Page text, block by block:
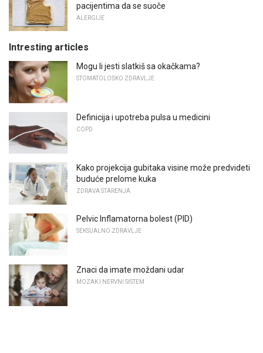
pacijentima da se suoče
ALERGIJE
Intresting articles
Mogu li jesti slatkiš sa okačkama?
STOMATOLOŠKO ZDRAVLJE
Definicija i upotreba pulsa u medicini
COPD
Kako projekcija gubitaka visine može predvideti
buduće prelome kuka
ZDRAVA STARENJA
Pelvic Inflamatorna bolest (PID)
SEKSUALNO ZDRAVLJE
Znaci da imate moždani udar
MOZAK I NERVNI SISTEM